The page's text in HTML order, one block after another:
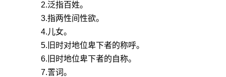
2.泛指百姓。
3.指两性间性欲。
4.儿女。
5.旧时对地位卑下者的称呼。
6.旧时地位卑下者的自称。
7.詈词。